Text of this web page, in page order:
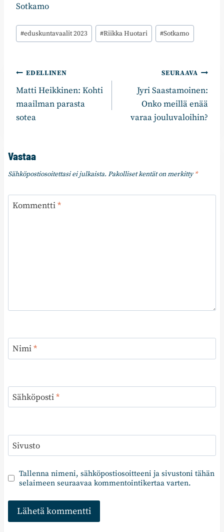
Sotkamo
Avainsanat:
#eduskuntavaalit 2023 #Riikka Huotari #Sotkamo
Artikkelien
selaus
EDELLINEN
Matti Heikkinen: Kohti
maailman parasta
sotea
SEURAAVA
Jyri Saastamoinen:
Onko meillä enää
varaa jouluvaloihin?
Vastaa
Sähköpostiosoitettasi ei julkaista. Pakolliset kentät on merkitty*
Kommentti*
Nimi*
Sähköposti*
Sivusto
Tallenna nimeni, sähköpostiosoitteeni ja sivustoni tähän
selaimeen seuraavaa kommentointikertaa varten.